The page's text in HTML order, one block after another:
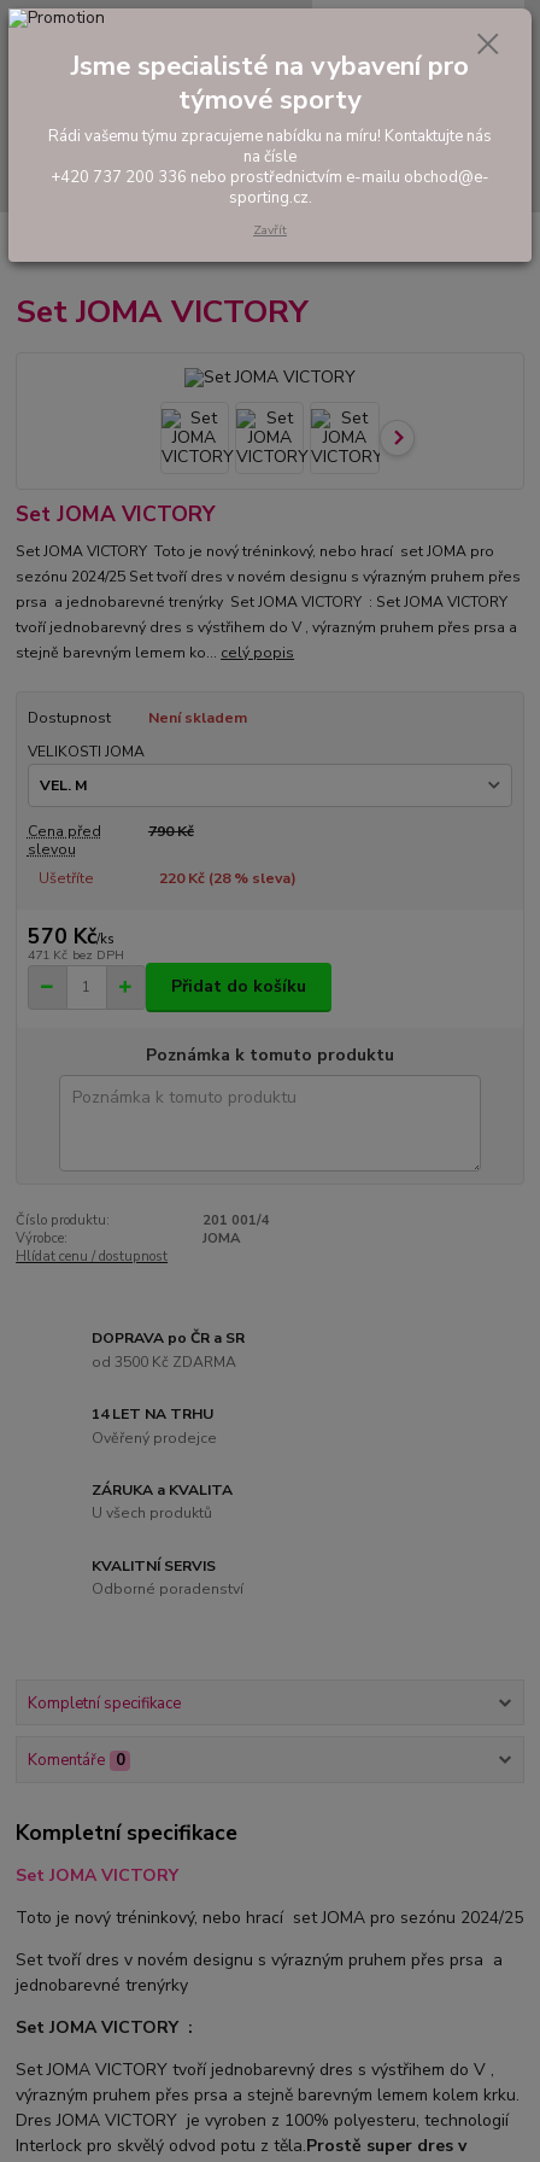
Hledat
tel: +420 737 200 336
0,00 Kč
Tréninkové oblečení
JOMA VICTORY
Set JOMA VICTORY
Set JOMA VICTORY
Set JOMA VICTORY Toto je nový tréninkový, nebo hrací set JOMA pro
sezónu 2024/25 Set tvoří dres v novém designu s výrazným pruhem přes
prsa a jednobarevné trenýrky Set JOMA VICTORY : Set JOMA VICTORY
tvoří jednobarevný dres s výstřihem do V , výrazným pruhem přes prsa a
stejně barevným lemem ko... celý popis
Dostupnost
Není skladem
VELIKOSTI JOMA
Cena před
slevou
790 Kč
Ušetříte 220 Kč (28% sleva)
570 Kč/ks
471 Kč bez DPH
Přidat do košíku
Poznámka k tomuto produktu
Číslo produktu:
201 001/4
Výrobce:
JOMA
Hlídat cenu / dostupnost
DOPRAVA po ČR a SR
od 3500 Kč ZDARMA
14 LET NA TRHU
Ověřený prodejce
ZÁRUKA a KVALITA
U všech produktů
KVALITNÍ SERVIS
Odborné poradenství
Kompletní specifikace
Komentáře 0
Kompletní specifikace
Set JOMA VICTORY
Toto je nový tréninkový, nebo hrací set JOMA pro sezónu 2024/25
Set tvoří dres v novém designu s výrazným pruhem přes prsa a
jednobarevné trenýrky
Set JOMA VICTORY :
Set JOMA VICTORY tvoří jednobarevný dres s výstřihem do V ,
výrazným pruhem přes prsa a stejně barevným lemem kolem krku.
Dres JOMA VICTORY je vyroben z 100% polyesteru, technologií
Interlock pro skvělý odvod potu z těla.Prostě super dres v
Jsme specialisté na vybavení pro
týmové sporty
Rádi vašemu týmu zpracujeme nabídku na míru! Kontaktujte nás
na čísle
+420 737 200 336 nebo prostřednictvím e-mailu obchod@e-
sporting.cz.
Zavřít